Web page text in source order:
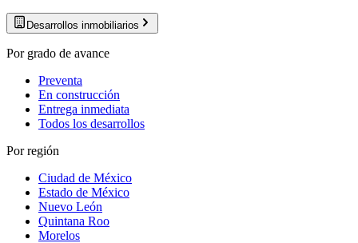
Desarrollos inmobiliarios
Por grado de avance
Preventa
En construcción
Entrega inmediata
Todos los desarrollos
Por región
Ciudad de México
Estado de México
Nuevo León
Quintana Roo
Morelos